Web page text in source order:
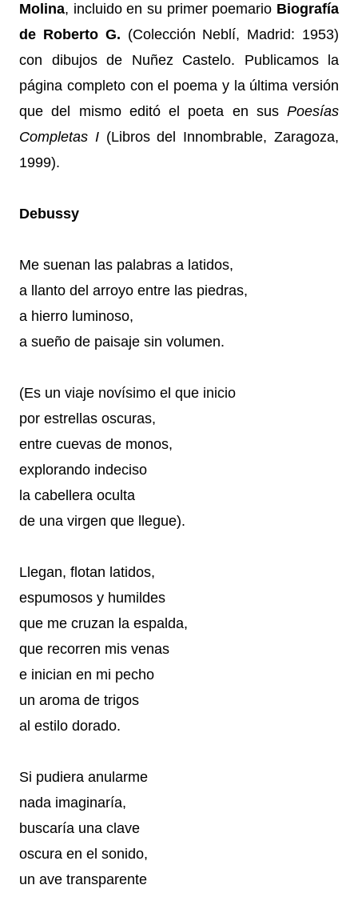
Molina, incluido en su primer poemario Biografía
de Roberto G. (Colección Neblí, Madrid: 1953)
con dibujos de Nuñez Castelo. Publicamos la
página completo con el poema y la última versión
que del mismo editó el poeta en sus Poesías
Completas I(Libros del Innombrable, Zaragoza,
1999).
Debussy
Me suenan las palabras a latidos,
a llanto del arroyo entre las piedras,
a hierro luminoso,
a sueño de paisaje sin volumen.
(Es un viaje novísimo el que inicio
por estrellas oscuras,
entre cuevas de monos,
explorando indeciso
la cabellera oculta
de una virgen que llegue).
Llegan, flotan latidos,
espumosos y humildes
que me cruzan la espalda,
que recorren mis venas
e inician en mi pecho
un aroma de trigos
al estilo dorado.
Si pudiera anularme
nada imaginaría,
buscaría una clave
oscura en el sonido,
un ave transparente